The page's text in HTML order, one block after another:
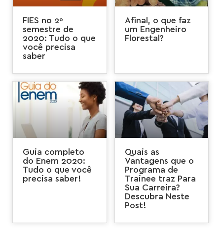
FIES no 2º
semestre de
2020: Tudo o que
você precisa
saber
Afinal, o que faz
um Engenheiro
Florestal?
Guia completo
do Enem 2020:
Tudo o que você
precisa saber!
Quais as
Vantagens que o
Programa de
Trainee traz Para
Sua Carreira?
Descubra Neste
Post!